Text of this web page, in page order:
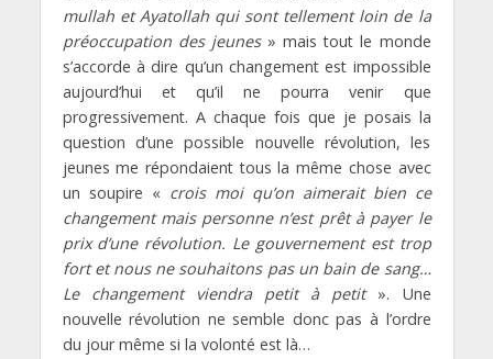
mullah et Ayatollah qui sont tellement loin de la
préoccupation des jeunes» mais tout le monde
s’accorde à dire qu’un changement est impossible
aujourd’hui et qu’il ne pourra venir que
progressivement. A chaque fois que je posais la
question d’une possible nouvelle révolution, les
jeunes me répondaient tous la même chose avec
un soupire « crois moi qu’on aimerait bien ce
changement mais personne n’est prêt à payer le
prix d’une révolution. Le gouvernement est trop
fort et nous ne souhaitons pas un bain de sang…
Le changement viendra petit à petit». Une
nouvelle révolution ne semble donc pas à l’ordre
du jour même si la volonté est là…